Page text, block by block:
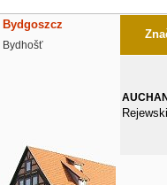
Bydgoszcz
Bydhošť